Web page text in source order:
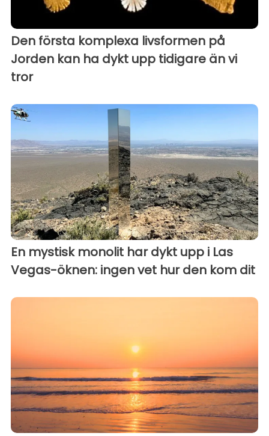
Den första komplexa livsformen på
Jorden kan ha dykt upp tidigare än vi
tror
En mystisk monolit har dykt upp i Las
Vegas-öknen: ingen vet hur den kom dit